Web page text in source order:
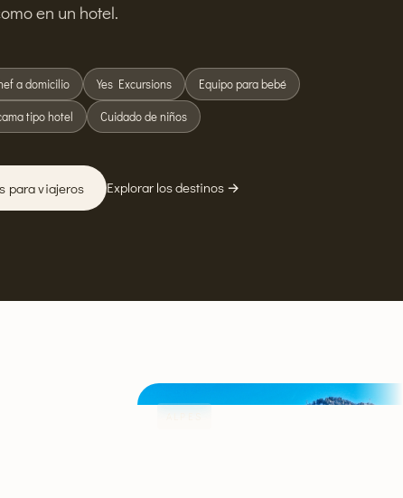
en un hotel.
a domicilio Yes Excursions Equipo para bebé
tipo hotel Cuidado de niños
para viajeros Explorar los destinos →